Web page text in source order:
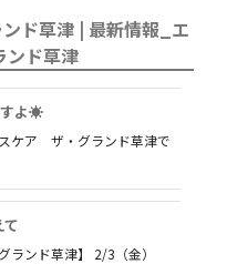
ド草津 | 最新情報_エ
ンド草津
よ☀
・グランド草津で
て
ランド草津】 2/3（金）